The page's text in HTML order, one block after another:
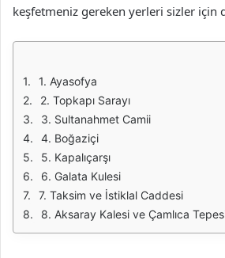
keşfetmeniz gereken yerleri sizler için
1. Ayasofya
2. Topkapı Sarayı
3. Sultanahmet Camii
4. Boğaziçi
5. Kapalıçarşı
6. Galata Kulesi
7. Taksim ve İstiklal Caddesi
8. Aksaray Kalesi ve Çamlıca